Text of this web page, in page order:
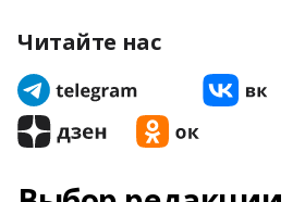
Читайте нас